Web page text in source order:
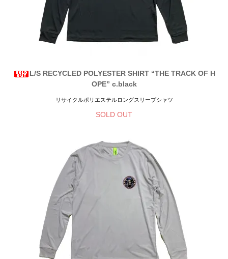
L/S RECYCLED POLYESTER SHIRT “THE TRACK OF H
OPE” c.black
リサイクルポリエステルロングスリーブシャツ
SOLD OUT